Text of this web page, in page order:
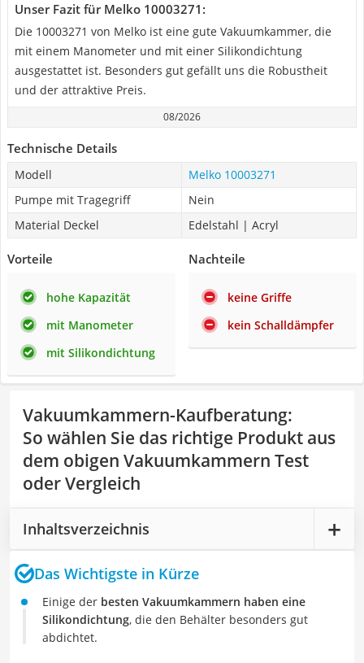
Unser Fazit für Melko 10003271:
Die 10003271 von Melko ist eine gute Vakuumkammer, die
mit einem Manometer und mit einer Silikondichtung
ausgestattet ist. Besonders gut gefällt uns die Robustheit
und der attraktive Preis.
08/2026
Technische Details
Modell
Melko 10003271
Pumpe mit Tragegriff
Nein
Material Deckel
Edelstahl | Acryl
Vorteile
hohe Kapazität
mit Manometer
mit Silikondichtung
Nachteile
keine Griffe
kein Schalldämpfer
Vakuumkammern-Kaufberatung:
So wählen Sie das richtige Produkt aus
dem obigen Vakuumkammern Test
oder Vergleich
Inhaltsverzeichnis
Das Wichtigste in Kürze
Einige der besten Vakuumkammern haben eine
Silikondichtung, die den Behälter besonders gut
abdichtet.